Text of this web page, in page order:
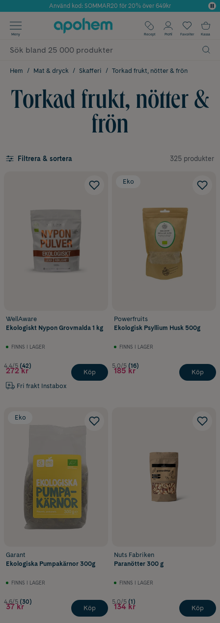
Årets Butik 2025 inom Skönhet
Använd kod: SOMMAR20 för 20% över 649kr
✓ Fri frakt
✓ Poäng på alla köp*
Meny Recept Profil Favoriter Kassa
Hem Mat & dryck Skafferi Torkad frukt, nötter & frön
Torkad frukt, nötter &
frön
Filtrera & sortera 325 produkter
WellAware
Ekologiskt Nypon Grovmalda 1 kg
FINNS I LAGER
4.4/5 (42)
272 kr
Fri frakt Instabox
Köp
Eko
Powerfruits
Ekologisk Psyllium Husk 500g
FINNS I LAGER
5.0/5 (16)
185 kr Köp
Eko
Garant
Ekologiska Pumpakärnor 300g
FINNS I LAGER
4.6/5 (30)
37 kr Köp
Nuts Fabriken
Paranötter 300 g
FINNS I LAGER
5.0/5 (1)
134 kr Köp